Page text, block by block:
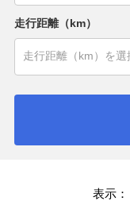
走行距離（km）
表示：